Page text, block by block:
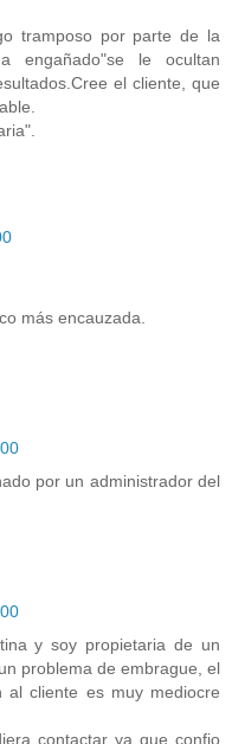
tramposo por parte de la
engañado"se le ocultan
el cliente, que
más encauzada.
por un administrador del
y soy propietaria de un
problema de embrague, el
al cliente es muy mediocre
contactar ya que confio